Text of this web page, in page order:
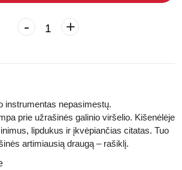
- +
instrumentas nepasimestų.
prie užrašinės galinio viršelio. Kišenėlėje
lipdukus ir įkvėpiančias citatas. Tuo
artimiausią draugą – rašiklį.